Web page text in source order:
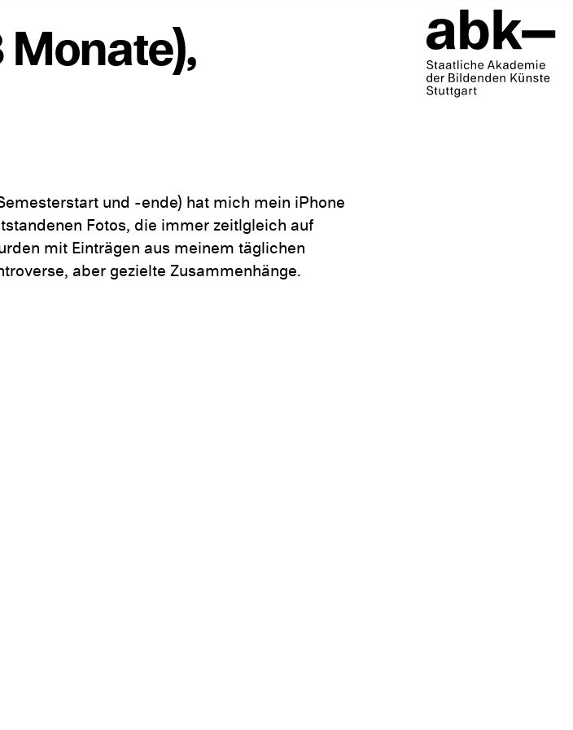
Monate),
und -ende) hat mich mein iPhone
Fotos, die immer zeitlgleich auf
mit Einträgen aus meinem täglichen
aber gezielte Zusammenhänge.